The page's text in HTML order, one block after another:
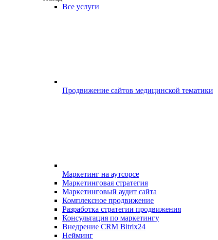
Все услуги
Продвижение сайтов медицинской тематики
Маркетинг на аутсорсе
Маркетинговая стратегия
Маркетинговый аудит сайта
Комплексное продвижение
Разработка стратегии продвижения
Консультация по маркетингу
Внедрение CRM Bitrix24
Нейминг